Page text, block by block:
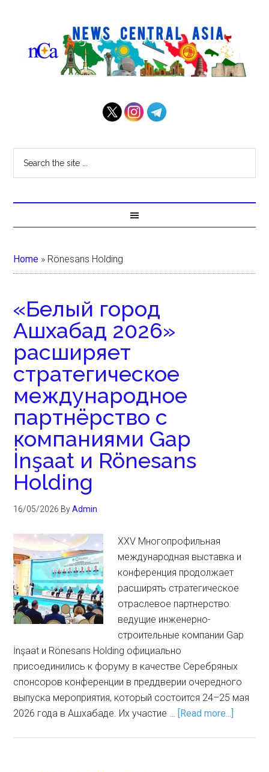
Home » Rönesans Holding
«Белый город
Ашхабад 2026»
расширяет
стратегическое
международное
партнёрство с
компаниями Gap
İnşaat и Rönesans
Holding
16/05/2026 ByAdmin
XXV Многопрофильная
международная выставка и
конференция продолжает
расширять стратегическое
отраслевое партнерство:
ведущие инженерно-
строительные компании Gap
İnşaat и Rönesans Holding официально
присоединились к форуму в качестве Серебряных
спонсоров конференции в преддверии очередного
выпуска мероприятия, который состоится 24–25 мая
2026 года в Ашхабаде. Их участие … [Read more...]